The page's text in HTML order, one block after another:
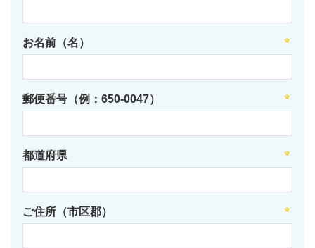
お名前（名）
郵便番号（例：650-0047）
都道府県
ご住所（市区郡）